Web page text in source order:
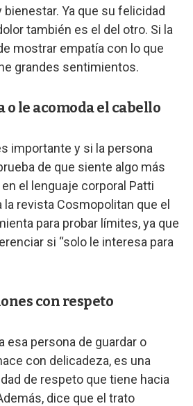
Ya que su felicidad
también es el del otro. Si la
mostrar empatía con lo que
grandes sentimientos.
o le acomoda el cabello
importante y si la persona
de que siente algo más
el lenguaje corporal Patti
revista Cosmopolitan que el
para probar límites, ya que
si “solo le interesa para
con respeto
esa persona de guardar o
con delicadeza, es una
de respeto que tiene hacia
dice que el trato